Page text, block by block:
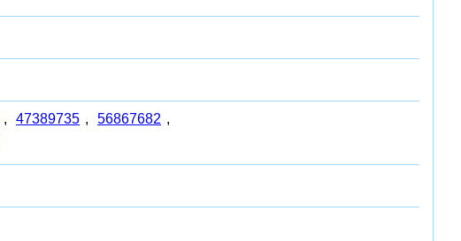
, 47389735 , 56867682 ,